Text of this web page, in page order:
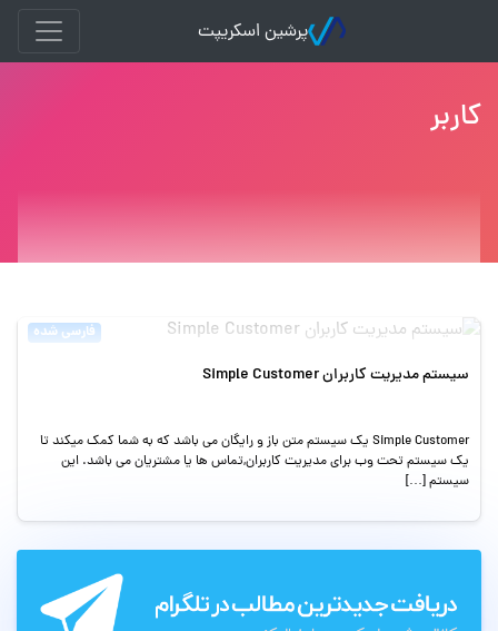
پرشین اسکریپت
کاربر
فارسی شده
سیستم مدیریت کاربران Simple Customer
Simple Customer یک سیستم متن باز و رایگان می باشد که به شما کمک میکند تا
یک سیستم تحت وب برای مدیریت کاربران,تماس ها یا مشتریان می باشد. این
سیستم […]